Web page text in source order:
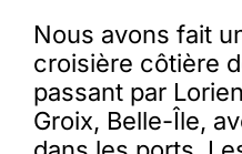
Nous avons fait
croisière côtière
passant par
Groix, Belle-Île,